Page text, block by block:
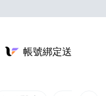
帳號綁定送